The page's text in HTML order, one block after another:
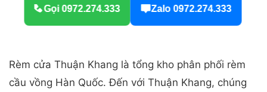
Gọi 0972.274.333 Zalo 0972.274.333
Rèm cửa Thuận Khang là tổng kho phân phối rèm
cầu vồng Hàn Quốc. Đến với Thuận Khang, chúng